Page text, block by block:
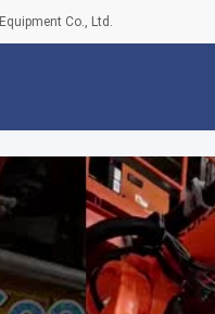
Co., Ltd.